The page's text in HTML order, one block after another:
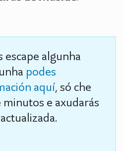
escape algunha
podes
aquí, só che
e axudarás